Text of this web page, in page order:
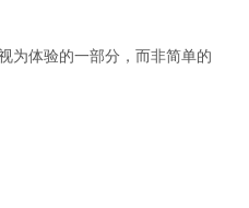
为体验的一部分，而非简单的